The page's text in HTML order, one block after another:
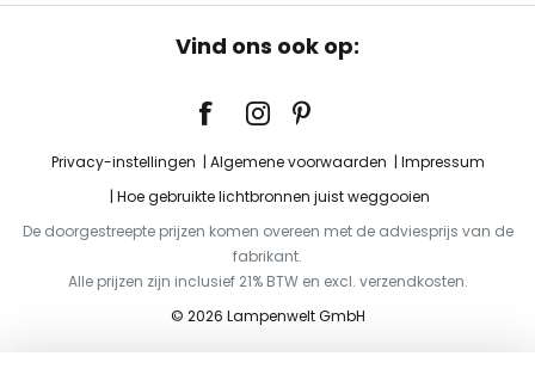
Vind ons ook op:
Privacy-instellingen Algemene voorwaarden
Impressum
Hoe gebruikte lichtbronnen juist weggooien
De doorgestreepte prijzen komen overeen met de adviesprijs van de
fabrikant.
Alle prijzen zijn inclusief 21% BTW en excl. verzendkosten.
© 2026 Lampenwelt GmbH